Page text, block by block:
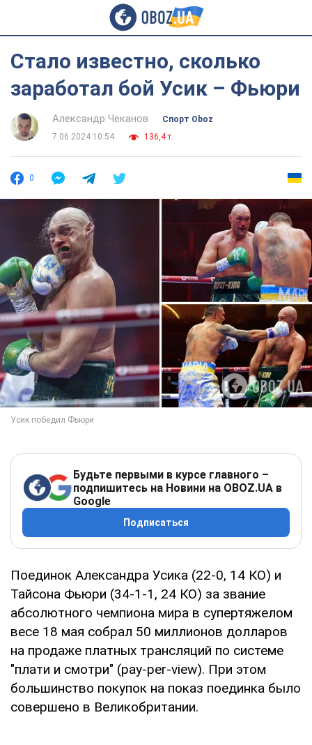
Стало известно, сколько
заработал бой Усик – Фьюри
Александр Чеканов
Спорт Oboz
7.06.2024 10:54
136,4 т.
0
Будьте первыми в курсе главного –
подпишитесь на Новини на OBOZ.UA в
Google
Подписаться
Поединок Александра Усика (22-0, 14 КО) и
Тайсона Фьюри (34-1-1, 24 КО) за звание
абсолютного чемпиона мира в супертяжелом
весе 18 мая собрал 50 миллионов долларов
на продаже платных трансляций по системе
"плати и смотри" (pay-per-view). При этом
большинство покупок на показ поединка было
совершено в Великобритании.